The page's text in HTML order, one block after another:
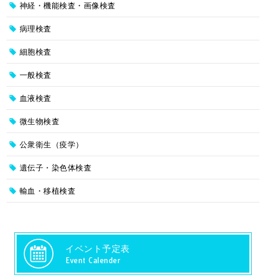
神経・機能検査・画像検査
病理検査
細胞検査
一般検査
血液検査
微生物検査
公衆衛生（疫学）
遺伝子・染色体検査
輸血・移植検査
イベント予定表
Event Calender